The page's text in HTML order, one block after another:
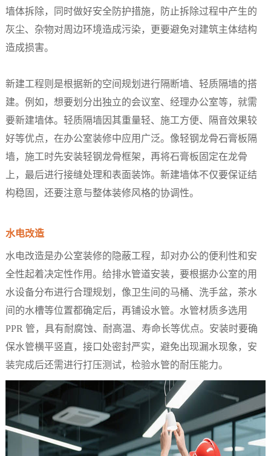
墙体拆除，同时做好安全防护措施，防止拆除过程中产生的
灰尘、杂物对周边环境造成污染，更要避免对建筑主体结构
造成损害。​
新建工程则是根据新的空间规划进行隔断墙、轻质隔墙的搭
建。例如，想要划分出独立的会议室、经理办公室等，就需
要新建墙体。轻质隔墙因其重量轻、施工方便、隔音效果较
好等优点，在办公室装修中应用广泛。像轻钢龙骨石膏板隔
墙，施工时先安装轻钢龙骨框架，再将石膏板固定在龙骨
上，最后进行接缝处理和表面装饰。新建墙体不仅要保证结
构稳固，还要注意与整体装修风格的协调性。​
水电改造​
水电改造是办公室装修的隐蔽工程，却对办公的便利性和安
全性起着决定性作用。给排水管道安装，要根据办公室的用
水设备分布进行合理规划，像卫生间的马桶、洗手盆，茶水
间的水槽等位置都确定后，再铺设水管。水管材质多选用
PPR 管，具有耐腐蚀、耐高温、寿命长等优点。安装时要确
保水管横平竖直，接口处密封严实，避免出现漏水现象，安
装完成后还需进行打压测试，检验水管的耐压能力。​